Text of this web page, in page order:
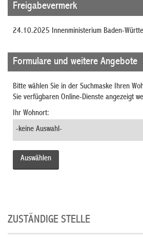
Freigabevermerk
24.10.2025 Innenministerium Baden-
Formulare und weitere Angebote
Bitte wählen Sie in der Suchmaske Ihren
Sie verfügbaren Online-Dienste angezeigt
Ihr Wohnort:
ZUSTÄNDIGE STELLE